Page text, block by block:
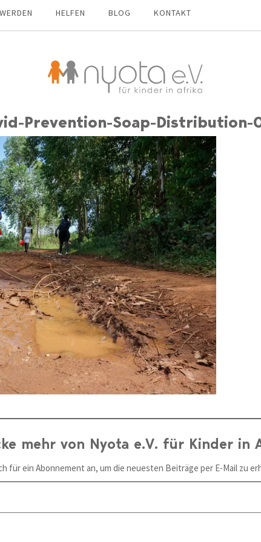
HELFEN BLOG KONTAKT
Prevention-Soap-Distribution-
mehr von Nyota e.V. für Kinder in
für ein Abonnement an, um die neuesten Beiträge per E-Mail zu